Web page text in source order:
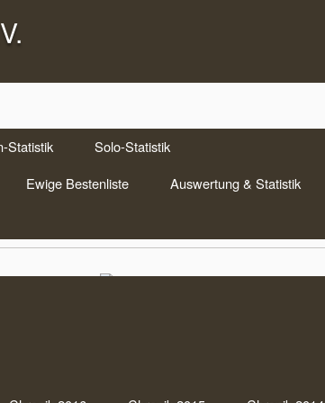
Statistik
Solo-Statistik
Ewige Bestenliste
Auswertung & Statistik